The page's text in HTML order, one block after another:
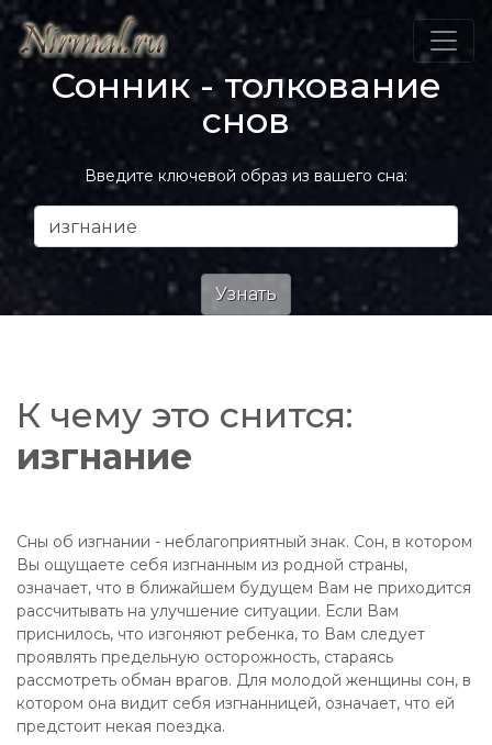
Сонник - толкование
снов
Введите ключевой образ из вашего сна:
К чему это снится:
изгнание
Сны об изгнании - неблагоприятный знак. Сон, в котором
Вы ощущаете себя изгнанным из родной страны,
означает, что в ближайшем будущем Вам не приходится
рассчитывать на улучшение ситуации. Если Вам
приснилось, что изгоняют ребенка, то Вам следует
проявлять предельную осторожность, стараясь
рассмотреть обман врагов. Для молодой женщины сон, в
котором она видит себя изгнанницей, означает, что ей
предстоит некая поездка.